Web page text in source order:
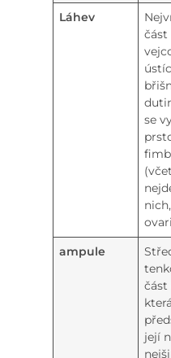
Láhev
část
se
ampule
část
která
její